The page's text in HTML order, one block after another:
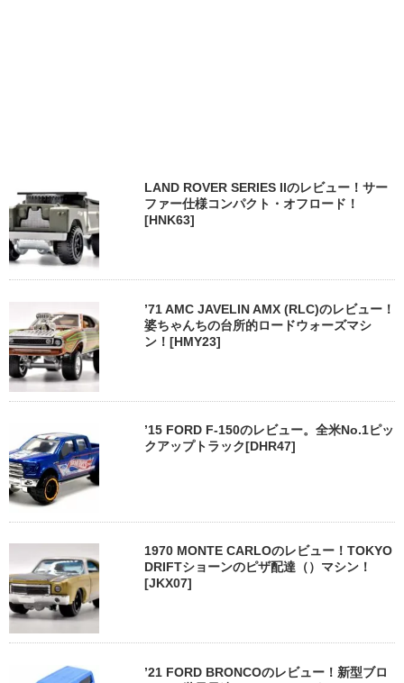
LAND ROVER SERIES IIのレビュー！サー
ファー仕様コンパクト・オフロード！
[HNK63]
’71 AMC JAVELIN AMX (RLC)のレビュー！
婆ちゃんちの台所的ロードウォーズマシ
ン！[HMY23]
’15 FORD F-150のレビュー。全米No.1ピッ
クアップトラック[DHR47]
1970 MONTE CARLOのレビュー！TOKYO
DRIFTショーンのピザ配達（）マシン！
[JKX07]
’21 FORD BRONCOのレビュー！新型ブロ